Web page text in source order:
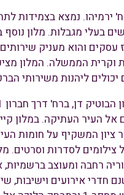
ירמיהו. נמצא בצמידות
בעלי מגבלות. מלון
והוא מעניק
הממשלה. המלון
ליהנות משירותי
אל העיר העתיקה. במלון
המשקיף על חומות
לסדרות וסרטים.
לואי ונסן 1.המלון עם היסטוריה
חדרי אירועים וישיבות,